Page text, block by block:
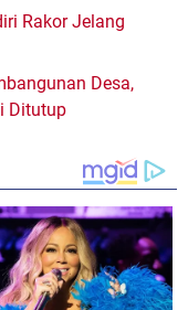
Rakor Jelang
Desa,
Ditutup